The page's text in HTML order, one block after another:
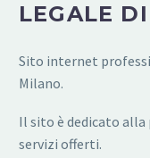
LEGALE
Sito internet
Milano.
Il sito è dedicato
servizi offerti.